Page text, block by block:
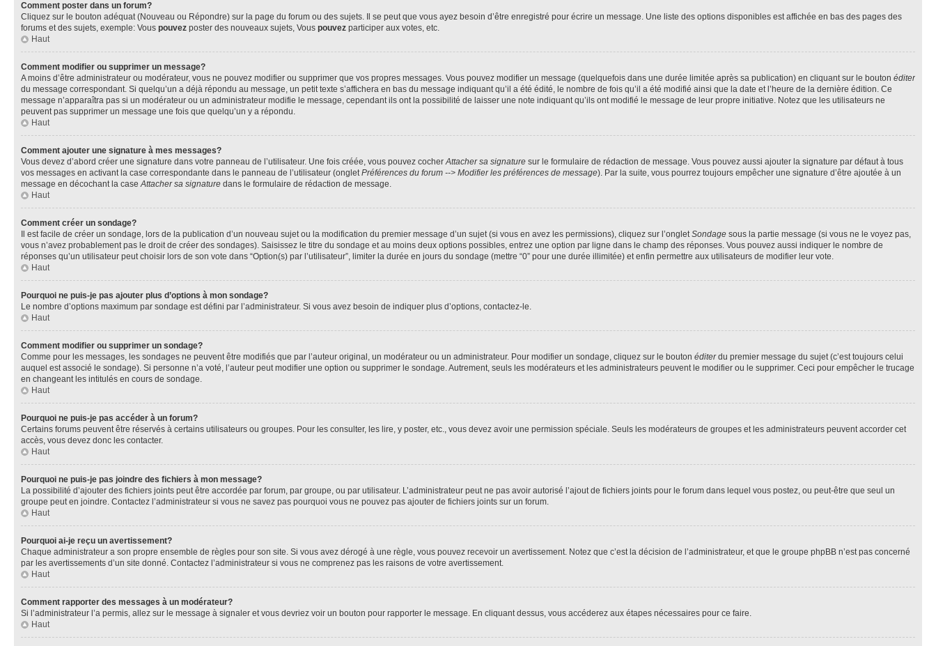
Comment poster dans un forum?
Cliquez sur le bouton adéquat (Nouveau ou Répondre) sur la page du forum ou des sujets. Il se peut que vous ayez besoin d’être enregistré pour écrire un message. Une liste des options disponibles est affichée en bas des pages des
forums et des sujets, exemple: Vous pouvez poster des nouveaux sujets, Vous pouvez participer aux votes, etc.
Haut
Comment modifier ou supprimer un message?
A moins d’être administrateur ou modérateur, vous ne pouvez modifier ou supprimer que vos propres messages. Vous pouvez modifier un message (quelquefois dans une durée limitée après sa publication) en cliquant sur le bouton éditer
du message correspondant. Si quelqu’un a déjà répondu au message, un petit texte s’affichera en bas du message indiquant qu’il a été édité, le nombre de fois qu’il a été modifié ainsi que la date et l’heure de la dernière édition. Ce
message n’apparaîtra pas si un modérateur ou un administrateur modifie le message, cependant ils ont la possibilité de laisser une note indiquant qu’ils ont modifié le message de leur propre initiative. Notez que les utilisateurs ne
peuvent pas supprimer un message une fois que quelqu’un y a répondu.
Haut
Comment ajouter une signature à mes messages?
Vous devez d’abord créer une signature dans votre panneau de l’utilisateur. Une fois créée, vous pouvez cocherAttacher sa signature sur le formulaire de rédaction de message. Vous pouvez aussi ajouter la signature par défaut à tous
vos messages en activant la case correspondante dans le panneau de l’utilisateur (ongletPréférences du forum --> Modifier les préférences de message). Par la suite, vous pourrez toujours empêcher une signature d’être ajoutée à un
message en décochant la caseAttacher sa signature dans le formulaire de rédaction de message.
Haut
Comment créer un sondage?
Il est facile de créer un sondage, lors de la publication d’un nouveau sujet ou la modification du premier message d’un sujet (si vous en avez les permissions), cliquez sur l’ongletSondage sous la partie message (si vous ne le voyez pas,
vous n’avez probablement pas le droit de créer des sondages). Saisissez le titre du sondage et au moins deux options possibles, entrez une option par ligne dans le champ des réponses. Vous pouvez aussi indiquer le nombre de
réponses qu’un utilisateur peut choisir lors de son vote dans “Option(s) par l’utilisateur”, limiter la durée en jours du sondage (mettre “0” pour une durée illimitée) et enfin permettre aux utilisateurs de modifier leur vote.
Haut
Pourquoi ne puis-je pas ajouter plus d’options à mon sondage?
Le nombre d’options maximum par sondage est défini par l’administrateur. Si vous avez besoin de indiquer plus d’options, contactez-le.
Haut
Comment modifier ou supprimer un sondage?
Comme pour les messages, les sondages ne peuvent être modifiés que par l’auteur original, un modérateur ou un administrateur. Pour modifier un sondage, cliquez sur le bouton éditerdu premier message du sujet (c’est toujours celui
auquel est associé le sondage). Si personne n’a voté, l’auteur peut modifier une option ou supprimer le sondage. Autrement, seuls les modérateurs et les administrateurs peuvent le modifier ou le supprimer. Ceci pour empêcher le trucage
en changeant les intitulés en cours de sondage.
Haut
Pourquoi ne puis-je pas accéder à un forum?
Certains forums peuvent être réservés à certains utilisateurs ou groupes. Pour les consulter, les lire, y poster, etc., vous devez avoir une permission spéciale. Seuls les modérateurs de groupes et les administrateurs peuvent accorder cet
accès, vous devez donc les contacter.
Haut
Pourquoi ne puis-je pas joindre des fichiers à mon message?
La possibilité d’ajouter des fichiers joints peut être accordée par forum, par groupe, ou par utilisateur. L’administrateur peut ne pas avoir autorisé l’ajout de fichiers joints pour le forum dans lequel vous postez, ou peut-être que seul un
groupe peut en joindre. Contactez l’administrateur si vous ne savez pas pourquoi vous ne pouvez pas ajouter de fichiers joints sur un forum.
Haut
Pourquoi ai-je reçu un avertissement?
Chaque administrateur a son propre ensemble de règles pour son site. Si vous avez dérogé à une règle, vous pouvez recevoir un avertissement. Notez que c’est la décision de l’administrateur, et que le groupe phpBB n’est pas concerné
par les avertissements d’un site donné. Contactez l’administrateur si vous ne comprenez pas les raisons de votre avertissement.
Haut
Comment rapporter des messages à un modérateur?
Si l’administrateur l’a permis, allez sur le message à signaler et vous devriez voir un bouton pour rapporter le message. En cliquant dessus, vous accéderez aux étapes nécessaires pour ce faire.
Haut